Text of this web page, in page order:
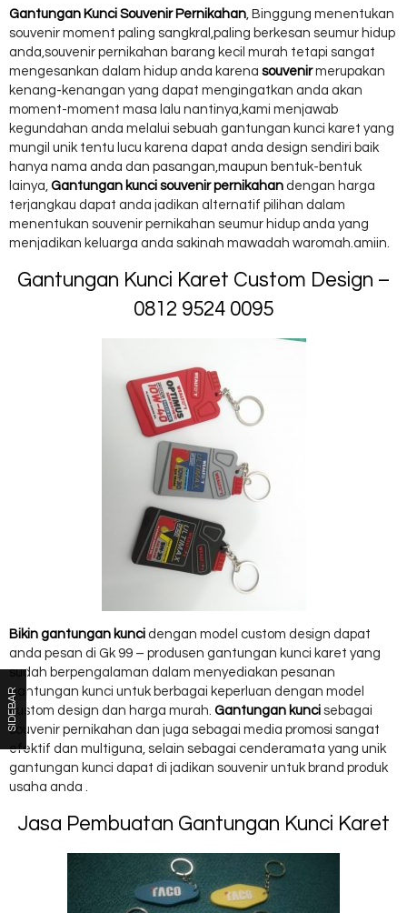
Gantungan Kunci Souvenir Pernikahan, Binggung menentukan
souvenir moment paling sangkral,paling berkesan seumur hidup
anda,souvenir pernikahan barang kecil murah tetapi sangat
mengesankan dalam hidup anda karena souvenirmerupakan
kenang-kenangan yang dapat mengingatkan anda akan
moment-moment masa lalu nantinya,kami menjawab
kegundahan anda melalui sebuah gantungan kunci karet yang
mungil unik tentu lucu karena dapat anda design sendiri baik
hanya nama anda dan pasangan,maupun bentuk-bentuk
lainya, Gantungan kunci souvenir pernikahan dengan harga
terjangkau dapat anda jadikan alternatif pilihan dalam
menentukan souvenir pernikahan seumur hidup anda yang
menjadikan keluarga anda sakinah mawadah waromah.amiin.
Gantungan Kunci Karet Custom Design –
0812 9524 0095
Bikin gantungan kunci dengan model custom design dapat
anda pesan di Gk 99 – produsen gantungan kunci karet yang
sudah berpengalaman dalam menyediakan pesanan
gantungan kunci untuk berbagai keperluan dengan model
custom design dan harga murah. Gantungan kunci sebagai
souvenir pernikahan dan juga sebagai media promosi sangat
efektif dan multiguna, selain sebagai cenderamata yang unik
gantungan kunci dapat di jadikan souvenir untuk brand produk
usaha anda .
Jasa Pembuatan Gantungan Kunci Karet
SIDEBAR